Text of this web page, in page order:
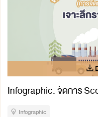
Infographic: จัดการ
Infographic